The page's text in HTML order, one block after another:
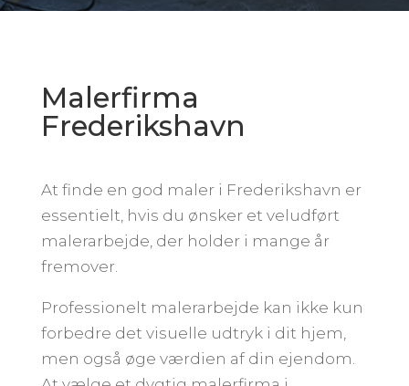
Malerfirma
Frederikshavn
At finde en god maler i Frederikshavn er
essentielt, hvis du ønsker et veludført
malerarbejde, der holder i mange år
fremover.
Professionelt malerarbejde kan ikke kun
forbedre det visuelle udtryk i dit hjem,
men også øge værdien af din ejendom.